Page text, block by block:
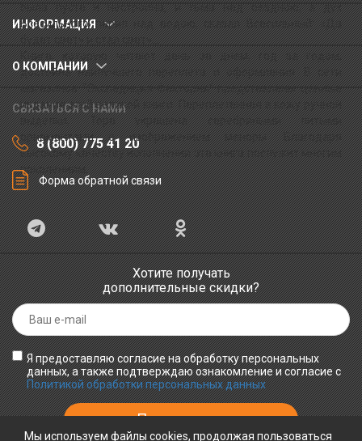
была пуста и нестройна, и тьма над бездною, а дух
Всесильного парил над водою, сказал Всесильный: «Да
будет свет» и стал свет»…
Книга, которую читают день за днем, год за годом,
достойна наилучшего переплета и оформления. В сети
магазинов "Экспедиция-Фактория" представлены ценные
издания этой великой книги. Переплетенная в кожу ручной
выделки, Тора украшена серебряными литыми
орнаментами с изображением меноры. Благодаря
высокому качеству исполнения эта книга послужит многим
поколениям.
ИНФОРМАЦИЯ
О КОМПАНИИ
СВЯЗАТЬСЯ С НАМИ
8 (800) 775 41 20
Форма обратной связи
Хотите получать
дополнительные скидки?
Я предоставляю согласие на обработку персональных
данных, а также подтверждаю ознакомление и согласие с
Политикой обработки персональных данных
Мы используем файлы cookies, продолжая пользоваться